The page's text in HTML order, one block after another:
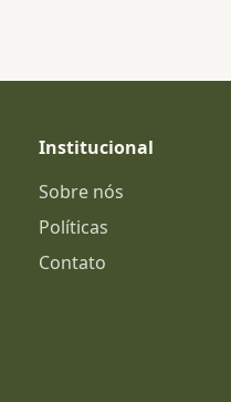
Institucional
Sobre nós
Políticas
Contato